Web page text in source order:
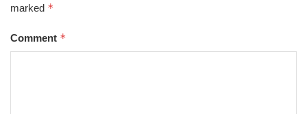
marked *
Comment *